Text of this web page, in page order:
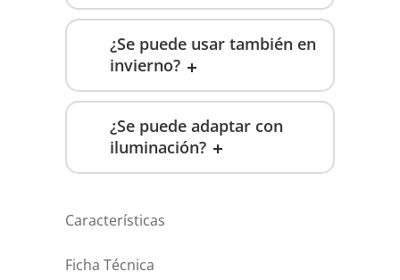
¿Se puede usar también en
invierno?
¿Se puede adaptar con
iluminación?
Características
Ficha Técnica